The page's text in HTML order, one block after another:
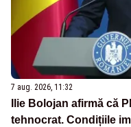
7 aug. 2026, 11:32
Ilie Bolojan afirmă că
tehnocrat. Condițiile